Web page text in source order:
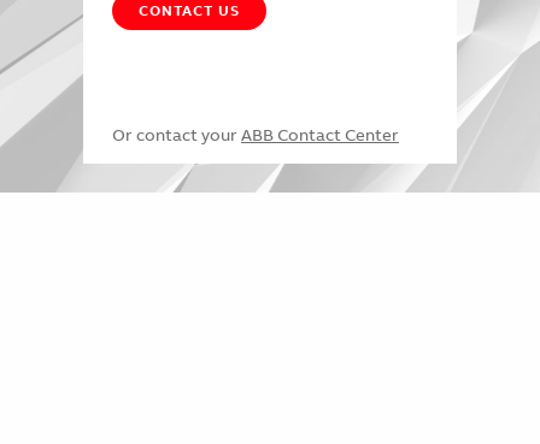
CONTACT US
Or contact your ABB Contact Center